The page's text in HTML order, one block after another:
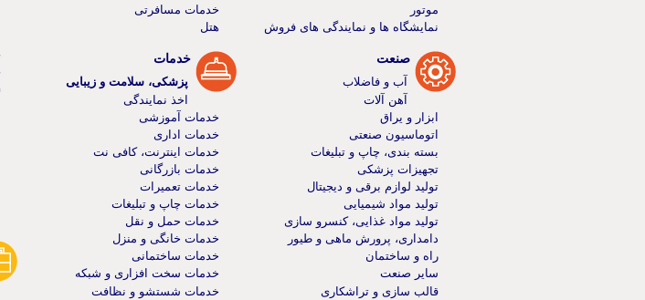
موتور
نمایشگاه ها و نمایندگی های فروش
صنعت
آب و فاضلاب
آهن آلات
ابزار و یراق
اتوماسیون صنعتی
بسته بندی، چاپ و تبلیغات
تجهیزات پزشکی
تولید لوازم برقی و دیجیتال
تولید مواد شیمیایی
تولید مواد غذایی، کنسرو سازی
دامداری، پرورش ماهی و طیور
راه و ساختمان
سایر صنعت
قالب سازی و تراشکاری
خدمات مسافرتی
هتل
خدمات
پزشکی، سلامت و زیبایی
اخذ نمایندگی
خدمات آموزشی
خدمات اداری
خدمات اینترنت، کافی نت
خدمات بازرگانی
خدمات تعمیرات
خدمات چاپ و تبلیغات
خدمات حمل و نقل
خدمات خانگی و منزل
خدمات ساختمانی
خدمات سخت افزاری و شبکه
خدمات شستشو و نظافت